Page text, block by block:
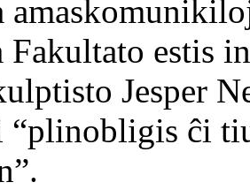
estis
Jesper
“plinobligis ĉi